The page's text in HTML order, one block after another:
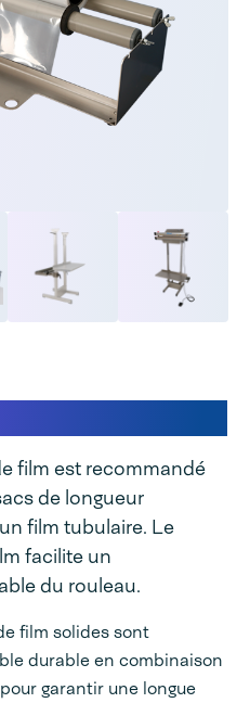
film est recommandé
de longueur
film tubulaire. Le
facilite un
du rouleau.
film solides sont
durable en combinaison
garantir une longue